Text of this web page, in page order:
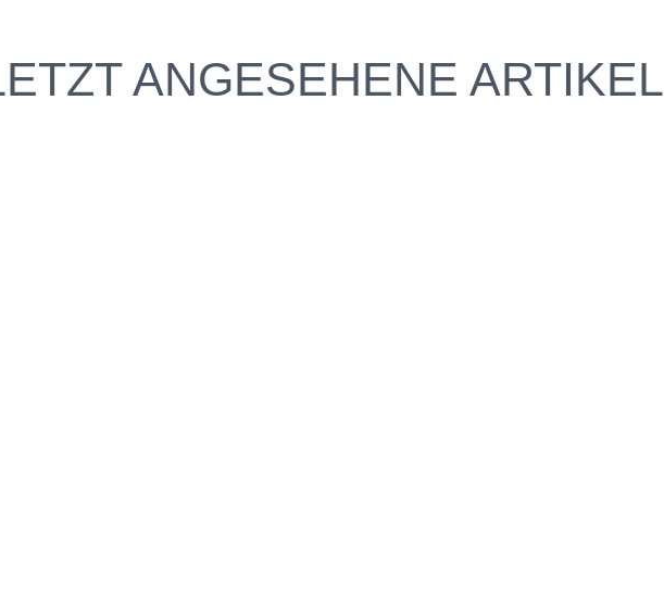
ANGESEHENE ARTIKEL